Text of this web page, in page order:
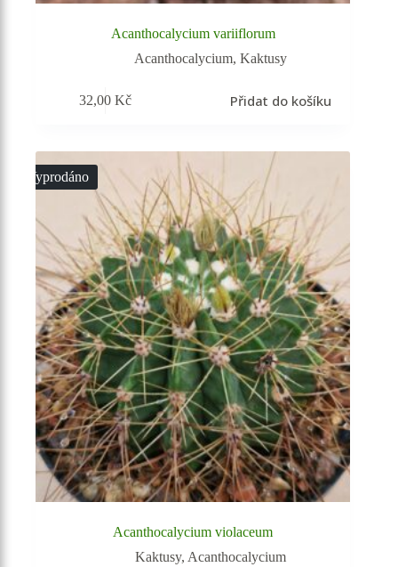
Acanthocalycium variiflorum
Acanthocalycium,Kaktusy
32,00Kč Přidat do košíku
Vyprodáno
Acanthocalycium violaceum
Kaktusy,Acanthocalycium